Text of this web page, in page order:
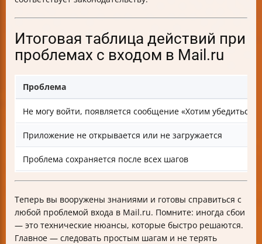
Итоговая таблица действий при
проблемах с входом в Mail.ru
Проблема
Не могу войти, появляется сообщение «Хотим убедиться,
Приложение не открывается или не загружается
Проблема сохраняется после всех шагов
Теперь вы вооружены знаниями и готовы справиться с
любой проблемой входа в Mail.ru. Помните: иногда сбои
— это технические нюансы, которые быстро решаются.
Главное — следовать простым шагам и не терять